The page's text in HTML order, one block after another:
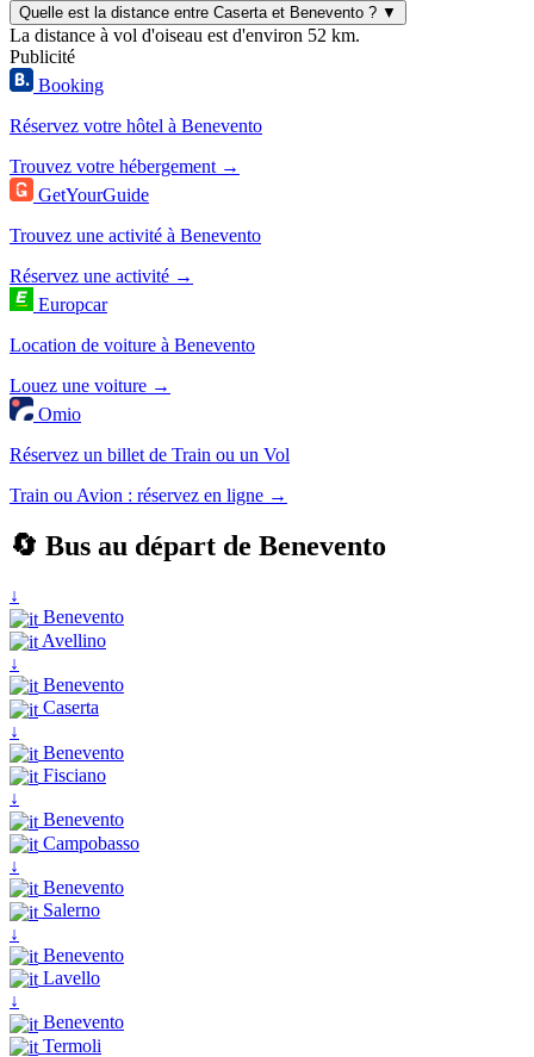
Quelle est la distance entre Caserta et Benevento ? ▼
La distance à vol d'oiseau est d'environ 52 km.
Publicité
Booking
Réservez votre hôtel à Benevento
Trouvez votre hébergement →
GetYourGuide
Trouvez une activité à Benevento
Réservez une activité →
Europcar
Location de voiture à Benevento
Louez une voiture →
Omio
Réservez un billet de Train ou un Vol
Train ou Avion : réservez en ligne →
🔄 Bus au départ de Benevento
↓
Benevento
Avellino
↓
Benevento
Caserta
↓
Benevento
Fisciano
↓
Benevento
Campobasso
↓
Benevento
Salerno
↓
Benevento
Lavello
↓
Benevento
Termoli